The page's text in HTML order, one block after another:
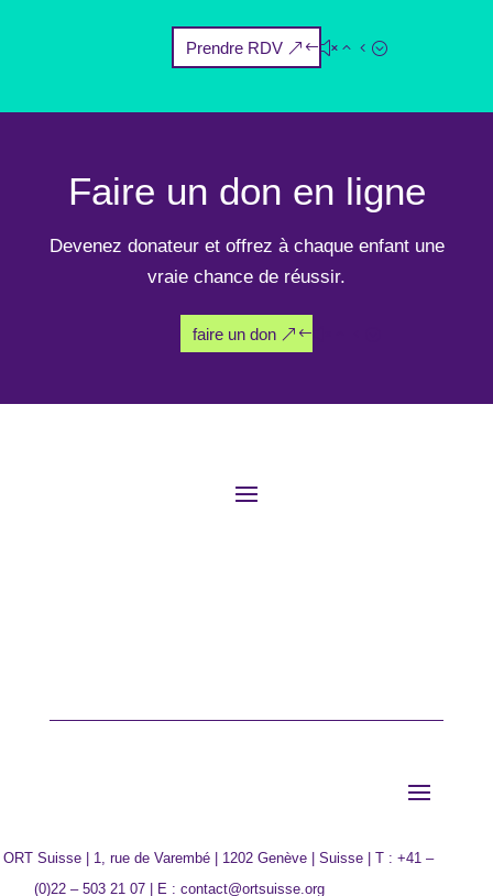
Prendre RDV
Faire un don en ligne
Devenez donateur et offrez à chaque enfant une
vraie chance de réussir.
faire un don
Suisse | 1, rue de Varembé | 1202 Genève | Suisse | T : +41 –
(0)22 – 503 21 07 | E : contact@ortsuisse.org